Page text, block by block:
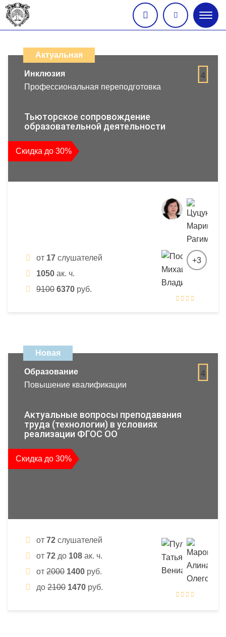
меню
дистанционных
образовательных
повышения
квалификации
и
профессиональной
Актуальная
4
Инклюзия
Профессиональная переподготовка
Тьюторское сопровождение
образовательной деятельности
Скидка до 30%
от 17 слушателей
1050 ак. ч.
9100 6370 руб.
+3
Новая
4
Образование
Повышение квалификации
Актуальные вопросы преподавания
труда (технологии) в условиях
реализации ФГОС ОО
Скидка до 30%
от 72 слушателей
от 72 до 108 ак. ч.
от 2000 1400 руб.
до 2100 1470 руб.